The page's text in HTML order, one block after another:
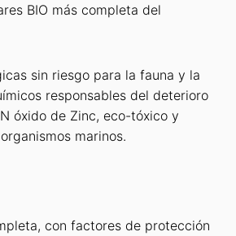
BIO más completa del
sin riesgo para la fauna y la
responsables del deterioro
óxido de Zinc, eco-tóxico y
marinos.
con factores de protección